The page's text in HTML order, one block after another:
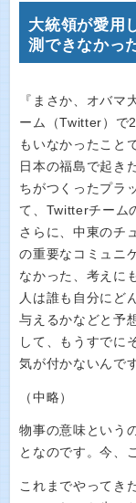
大統領が愛用
測できなかっ
『まさか、オバマ
ーム（Twitter）で
もいなかったこと
日本の福島で起き
ちがつくったプラ
て、Twitterチーム
さらに、中東のチ
の重要なコミュニ
なかった、考えに
人は誰も自分にど
与えるかなどと予
して、もうすでに
気が付かないんです
（中略）
物事の意味という
となのです。今、
これまでやってき